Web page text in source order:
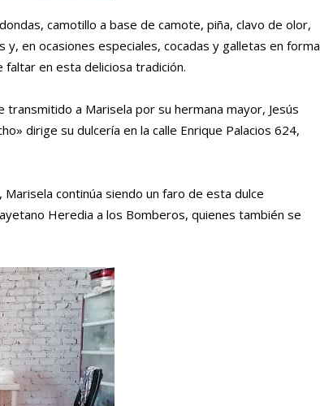
camotillo a base de camote, piña, clavo de olor,
en ocasiones especiales, cocadas y galletas en forma
faltar en esta deliciosa tradición.
a Marisela por su hermana mayor, Jesús
dirige su dulcería en la calle Enrique Palacios 624,
continúa siendo un faro de esta dulce
Heredia a los Bomberos, quienes también se